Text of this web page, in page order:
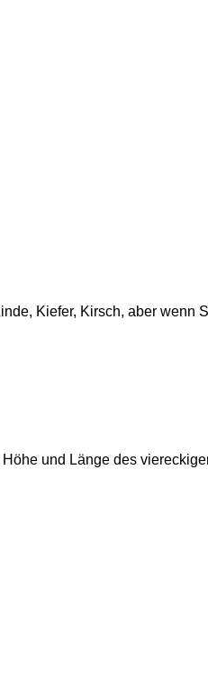
Kiefer, Kirsch, aber wenn
und Länge des